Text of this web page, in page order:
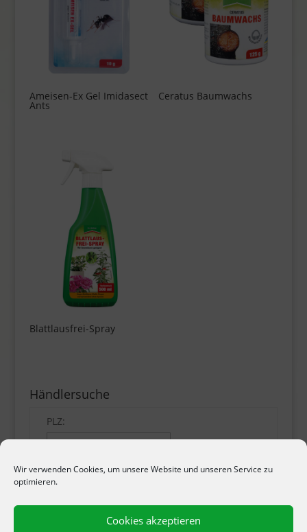
Wir verwenden Cookies, um unsere Website und unseren Service zu
optimieren.
Cookies akzeptieren
Ameisen-Ex Gel Imidasect
Ants
Ceratus Baumwachs
Blattlausfrei-Spray
Händlersuche
PLZ:
Wähle eine Entfernung: